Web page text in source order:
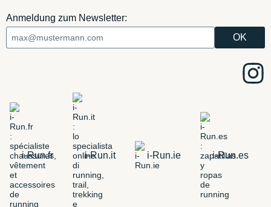
Anmeldung zum Newsletter:
i-Run.fr i-Run.it i-Run.ie i-Run.es